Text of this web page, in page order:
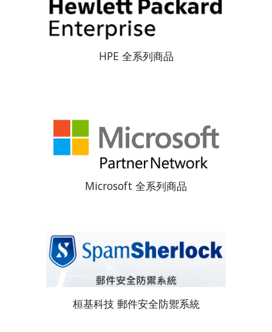
HPE 全系列商品
Microsoft 全系列商品
桓基科技 郵件安全防禦系統